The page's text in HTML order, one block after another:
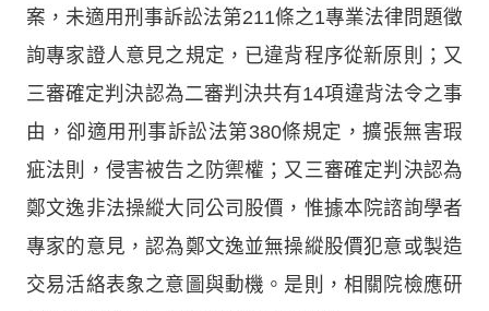
案，未適用刑事訴訟法第211條之1專業法律問題徵
詢專家證人意見之規定，已違背程序從新原則；又
三審確定判決認為二審判決共有14項違背法令之事
由，卻適用刑事訴訟法第380條規定，擴張無害瑕
疵法則，侵害被告之防禦權；又三審確定判決認為
鄭文逸非法操縱大同公司股價，惟據本院諮詢學者
專家的意見，認為鄭文逸並無操縱股價犯意或製造
交易活絡表象之意圖與動機。是則，相關院檢應研